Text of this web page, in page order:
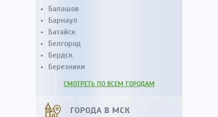
Балашов
Барнаул
Батайск
Белгород
Бердск
Березники
СМОТРЕТЬ ПО ВСЕМ ГОРОДАМ
ГОРОДА В МСК